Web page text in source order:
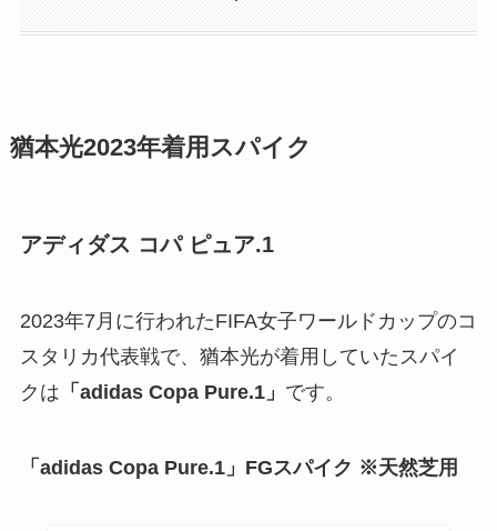
猶本光2023年着用スパイク
アディダス コパ ピュア.1
2023年7月に行われたFIFA女子ワールドカップのコ
スタリカ代表戦で、猶本光が着用していたスパイ
クは 「adidas Copa Pure.1」 です。
「adidas Copa Pure.1」FGスパイク ※天然芝用